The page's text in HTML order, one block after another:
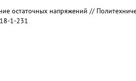
остаточных напряжений //
1-231